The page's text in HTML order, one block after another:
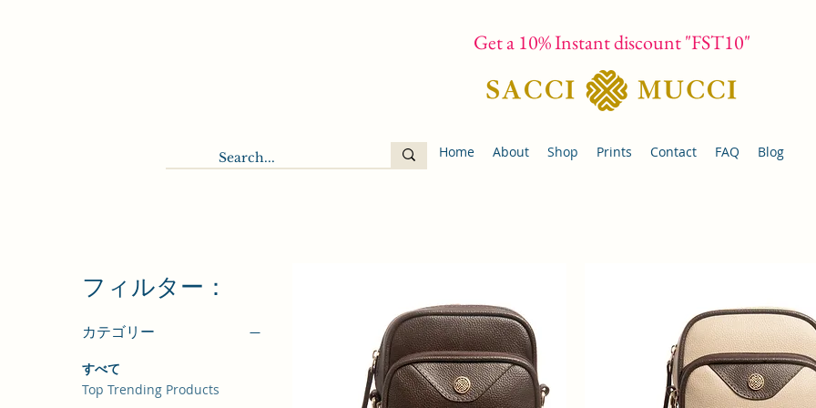
Get a 10% Instant discount "FST10"
Home About Shop Prints Contact FAQ Blog
フィルター：
カテゴリー
すべて
Top Trending Products